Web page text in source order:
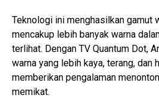
Teknologi ini menghasilkan gamut
mencakup lebih banyak warna
terlihat. Dengan TV Quantum Dot,
warna yang lebih kaya, terang, dan
memberikan pengalaman
memikat.